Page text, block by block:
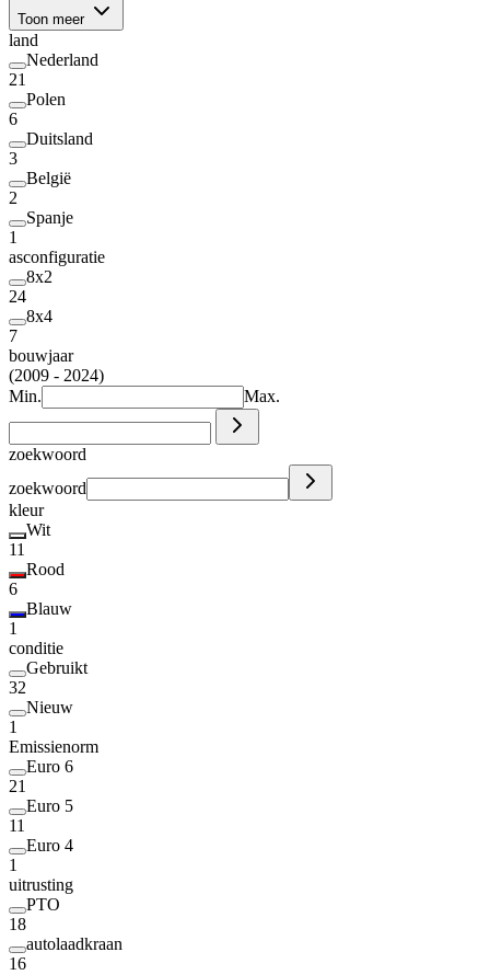
Toon meer
land
Nederland
21
Polen
6
Duitsland
3
België
2
Spanje
1
asconfiguratie
8x2
24
8x4
7
bouwjaar
(2009 - 2024)
Min.
Max.
zoekwoord
zoekwoord
kleur
Wit
11
Rood
6
Blauw
1
conditie
Gebruikt
32
Nieuw
1
Emissienorm
Euro 6
21
Euro 5
11
Euro 4
1
uitrusting
PTO
18
autolaadkraan
16